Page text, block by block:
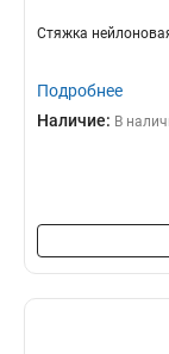
Стяжкa
Подробнее
Наличие: В